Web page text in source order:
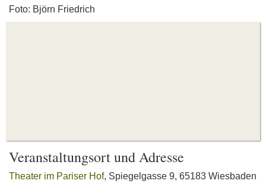
Foto: Björn Friedrich
Veranstaltungsort und Adresse
Theater im Pariser Hof, Spiegelgasse 9, 65183 Wiesbaden